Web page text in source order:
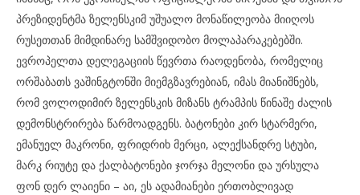
პრეზიდენტმა ზელენსკიმ უშუალო მონაწილეობა მიიღოს
რუსეთთან მიმდინარე სამშვიდობო მოლაპარაკებებში.
ევროპელთა დელეგაციის წევრთა რაოდენობა, რომელიც
ორშაბათს ვაშინგტონში მიემგზავრებიან, იმას მიანიშნებს,
რომ ვოლოდიმირ ზელენსკის მიზანს ტრამპის წინაშე ძალის
დემონსტრირება წარმოადგენს. ბატონები კირ სტარმერი,
ემანუელ მაკრონი, ფრიდრიხ მერცი, ალექსანდრე სტუბი,
მარკ რიუტე და ქალბატონები ჯორჯა მელონი და ურსულა
ფონ დერ ლაიენი – აი, ეს ადამიანები ერთობლივად